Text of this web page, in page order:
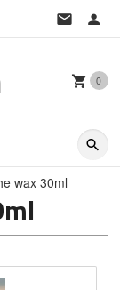
0
wax 30ml